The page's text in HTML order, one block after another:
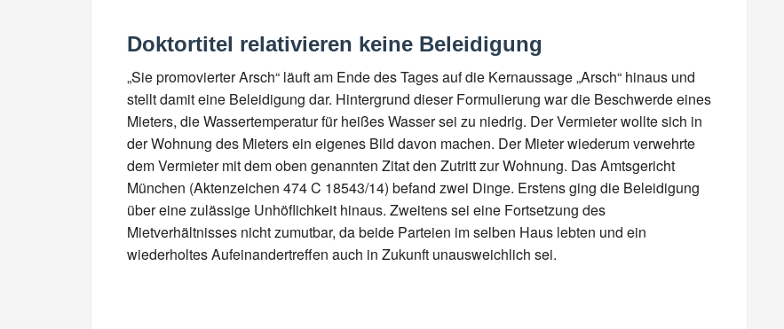
Doktortitel relativieren keine Beleidigung
„Sie promovierter Arsch“ läuft am Ende des Tages auf die Kernaussage „Arsch“ hinaus und
stellt damit eine Beleidigung dar. Hintergrund dieser Formulierung war die Beschwerde eines
Mieters, die Wassertemperatur für heißes Wasser sei zu niedrig. Der Vermieter wollte sich in
der Wohnung des Mieters ein eigenes Bild davon machen. Der Mieter wiederum verwehrte
dem Vermieter mit dem oben genannten Zitat den Zutritt zur Wohnung. Das Amtsgericht
München (Aktenzeichen 474 C 18543/14) befand zwei Dinge. Erstens ging die Beleidigung
über eine zulässige Unhöflichkeit hinaus. Zweitens sei eine Fortsetzung des
Mietverhältnisses nicht zumutbar, da beide Parteien im selben Haus lebten und ein
wiederholtes Aufeinandertreffen auch in Zukunft unausweichlich sei.